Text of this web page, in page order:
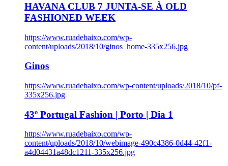
HAVANA CLUB 7 JUNTA-SE À OLD
FASHIONED WEEK
https://www.ruadebaixo.com/wp-
content/uploads/2018/10/ginos_home-335x256.jpg
Ginos
https://www.ruadebaixo.com/wp-content/uploads/2018/10/pf-
335x256.jpg
43º Portugal Fashion | Porto | Dia 1
https://www.ruadebaixo.com/wp-
content/uploads/2018/10/webimage-490c4386-0d44-42f1-
a4d04431a48dc1211-335x256.jpg